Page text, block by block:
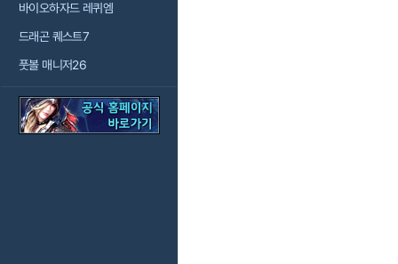
바이오하자드 레퀴엠
드래곤 퀘스트7
풋볼 매니저26